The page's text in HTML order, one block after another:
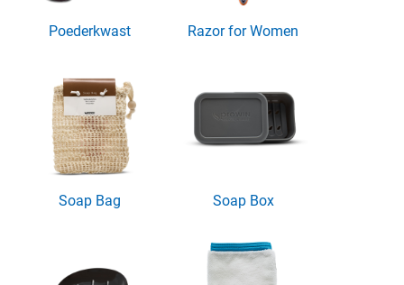
Poederkwast Razor for Women
Soap Bag Soap Box